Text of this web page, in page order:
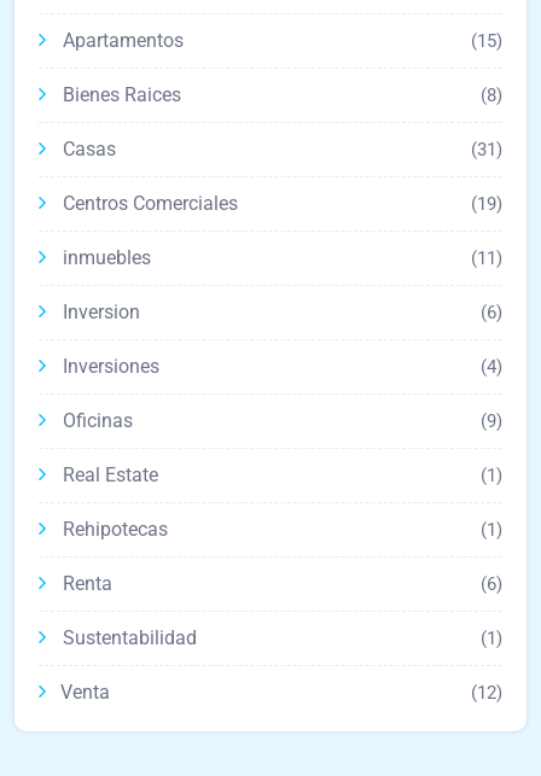
Apartamentos (15)
Bienes Raices (8)
Casas (31)
Centros Comerciales (19)
inmuebles (11)
Inversion (6)
Inversiones (4)
Oficinas (9)
Real Estate (1)
Rehipotecas (1)
Renta (6)
Sustentabilidad (1)
Venta (12)